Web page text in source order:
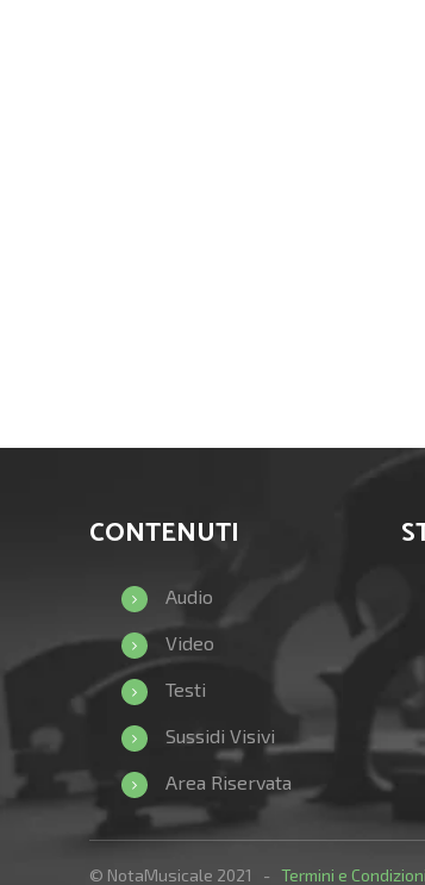
CONTENUTI
Audio
Video
Testi
Sussidi Visivi
Area Riservata
© NotaMusicale 2021 - Termini e Condizioni